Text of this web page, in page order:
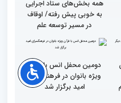
رقابت بخش بانوان چهلمین
دوره مسابقات بین المللی
قرآن کریم (بخش اول)
از ابتهال‌خوانی بداهه در
دیدار متسابقان با
دکترخاموشی تا خوشنویسی